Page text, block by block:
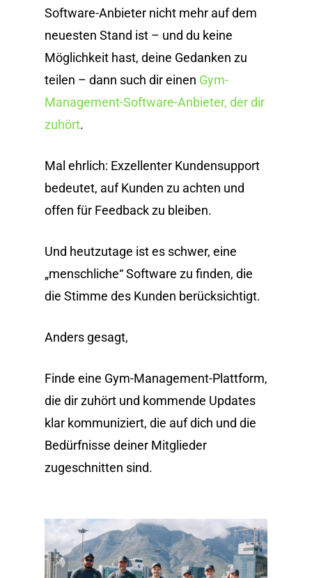
Software-Anbieter nicht mehr auf dem
neuesten Stand ist – und du keine
Möglichkeit hast, deine Gedanken zu
teilen – dann such dir einen Gym-
Management-Software-Anbieter, der dir
zuhört.
Mal ehrlich: Exzellenter Kundensupport
bedeutet, auf Kunden zu achten und
offen für Feedback zu bleiben.
Und heutzutage ist es schwer, eine
„menschliche“ Software zu finden, die
die Stimme des Kunden berücksichtigt.
Anders gesagt,
Finde eine Gym-Management-Plattform,
die dir zuhört und kommende Updates
klar kommuniziert, die auf dich und die
Bedürfnisse deiner Mitglieder
zugeschnitten sind.